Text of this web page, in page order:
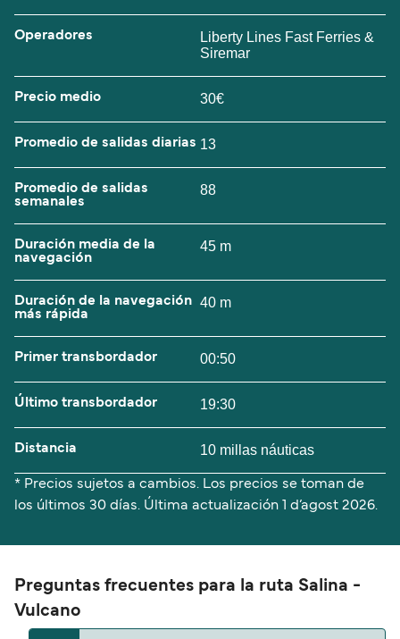
Operadores
Liberty Lines Fast Ferries &
Siremar
Precio medio 30€
Promedio de salidas diarias 13
Promedio de salidas
semanales
88
Duración media de la
navegación
45 m
Duración de la navegación
más rápida
40 m
Primer transbordador 00:50
Último transbordador 19:30
Distancia 10 millas náuticas
* Precios sujetos a cambios. Los precios se toman de
los últimos 30 días. Última actualización 1 d’agost 2026.
Preguntas frecuentes para la ruta Salina -
Vulcano